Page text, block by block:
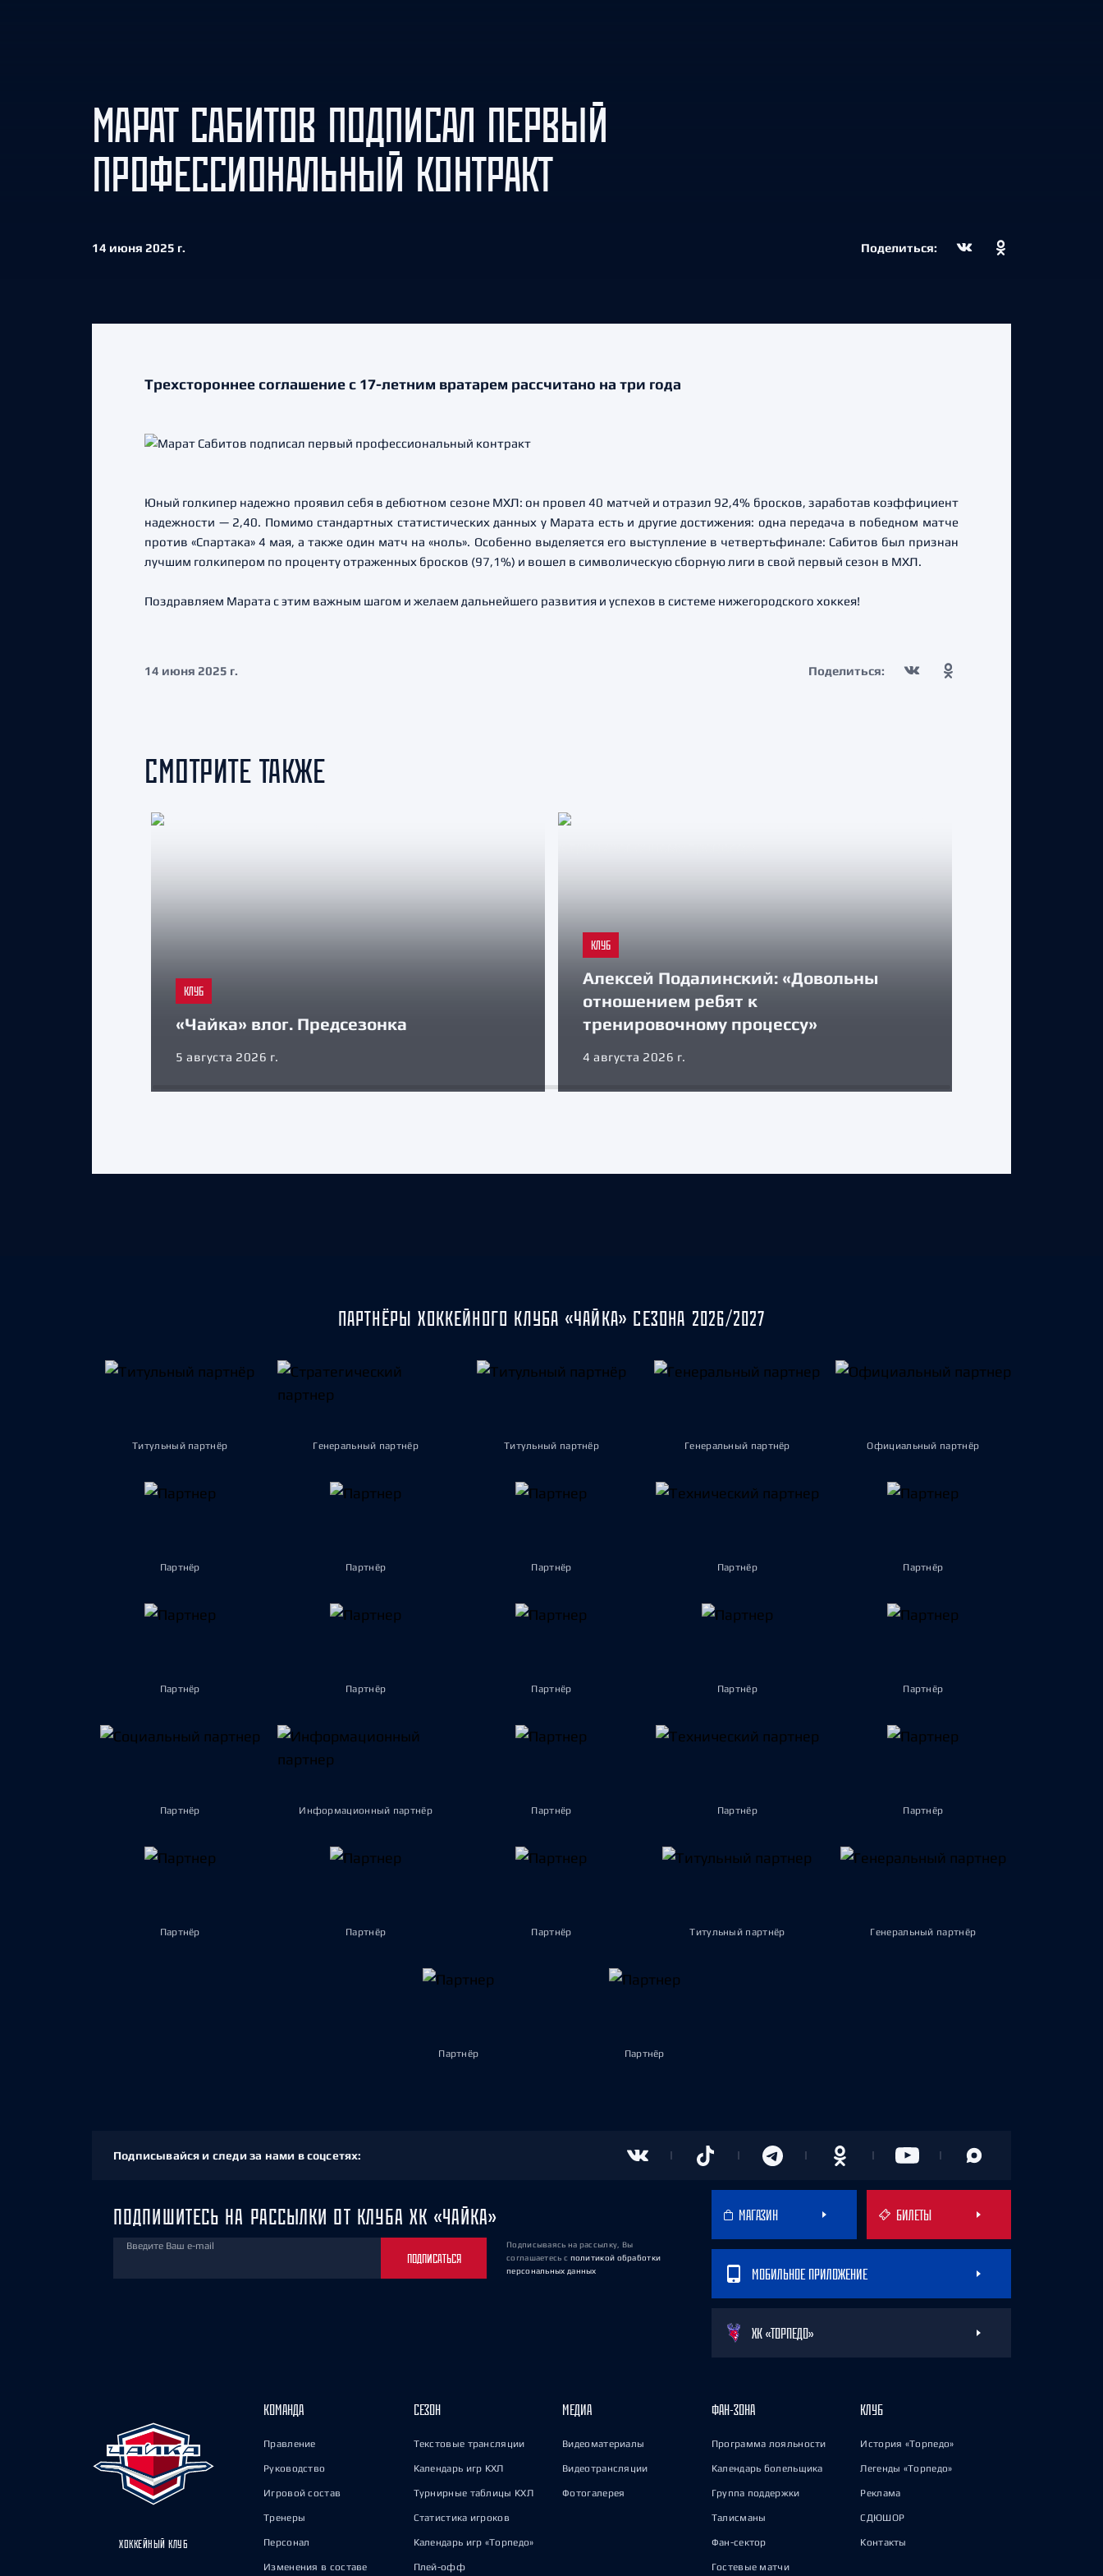
МАРАТ САБИТОВ ПОДПИСАЛ ПЕРВЫЙ
ПРОФЕССИОНАЛЬНЫЙ КОНТРАКТ
14 июня 2025 г. Поделиться:
Трехстороннее соглашение с 17-летним вратарем рассчитано на три года
Юный голкипер надежно проявил себя в дебютном сезоне МХЛ: он провел 40 матчей и отразил 92,4% бросков, заработав коэффициент
надежности — 2,40. Помимо стандартных статистических данных у Марата есть и другие достижения: одна передача в победном матче
против «Спартака» 4 мая, а также один матч на «ноль». Особенно выделяется его выступление в четвертьфинале: Сабитов был признан
лучшим голкипером по проценту отраженных бросков (97,1%) и вошел в символическую сборную лиги в свой первый сезон в МХЛ.
Поздравляем Марата с этим важным шагом и желаем дальнейшего развития и успехов в системе нижегородского хоккея!
14 июня 2025 г. Поделиться:
СМОТРИТЕ ТАКЖЕ
КЛУБ
«Чайка» влог. Предсезонка
5 августа 2026 г.
КЛУБ
Алексей Подалинский: «Довольны
отношением ребят к
тренировочному процессу»
4 августа 2026 г.
ПАРТНЁРЫ ХОККЕЙНОГО КЛУБА «ЧАЙКА» СЕЗОНА 2026/2027
Титульный партнёр Генеральный партнёр Титульный партнёр Генеральный партнёр Официальный партнёр
Партнёр Партнёр Партнёр Партнёр Партнёр
Партнёр Партнёр Партнёр Партнёр Партнёр
Партнёр Информационный партнёр Партнёр Партнёр Партнёр
Партнёр Партнёр Партнёр Титульный партнёр Генеральный партнёр
Партнёр Партнёр
Подписывайся и следи за нами в соцсетях:
ПОДПИШИТЕСЬ НА РАССЫЛКИ ОТ КЛУБА ХК «ЧАЙКА»
Введите Ваш e-mail
ПОДПИСАТЬСЯ
Подписываясь на рассылку, Вы
соглашаетесь с политикой обработки
персональных данных
МАГАЗИН БИЛЕТЫ
МОБИЛЬНОЕ ПРИЛОЖЕНИЕ
ХК «ТОРПЕДО»
ХОККЕЙНЫЙ КЛУБ
КОМАНДА
Правление
Руководство
Игровой состав
Тренеры
Персонал
Изменения в составе
СЕЗОН
Текстовые трансляции
Календарь игр КХЛ
Турнирные таблицы КХЛ
Статистика игроков
Календарь игр «Торпедо»
Плей-офф
МЕДИА
Видеоматериалы
Видеотрансляции
Фотогалерея
ФАН-ЗОНА
Программа лояльности
Календарь болельщика
Группа поддержки
Талисманы
Фан-сектор
Гостевые матчи
КЛУБ
История «Торпедо»
Легенды «Торпедо»
Реклама
СДЮШОР
Контакты